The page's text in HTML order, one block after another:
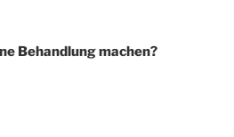
Behandlung machen?